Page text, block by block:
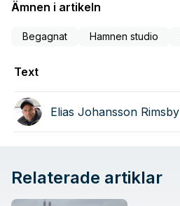
Ämnen i artikeln
Begagnat Hamnen studio
Text
Elias Johansson Rimsby
Relaterade artiklar